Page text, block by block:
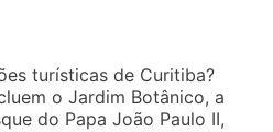
turísticas de Curitiba?
o Jardim Botânico, a
do Papa João Paulo II,